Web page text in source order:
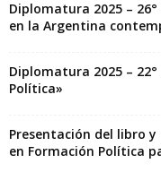
Diplomatura 2025 –
en la Argentina
Diplomatura 2025 –
Política»
Presentación del libro
en Formación Política